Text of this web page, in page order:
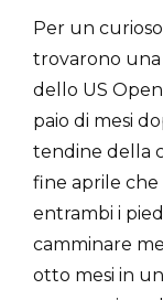
Per un
trovarono una
dello US
paio di mesi
tendine della
fine aprile
entrambi i
camminare
otto mesi in